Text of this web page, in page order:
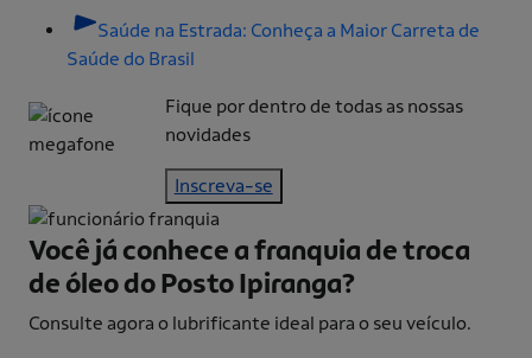
Saúde na Estrada: Conheça a Maior Carreta de
Saúde do Brasil
Fique por dentro de todas as nossas
novidades
Inscreva-se
Você já conhece a franquia detroca
de óleo do Posto Ipiranga?
Consulte agora o lubrificante ideal para o seu veículo.